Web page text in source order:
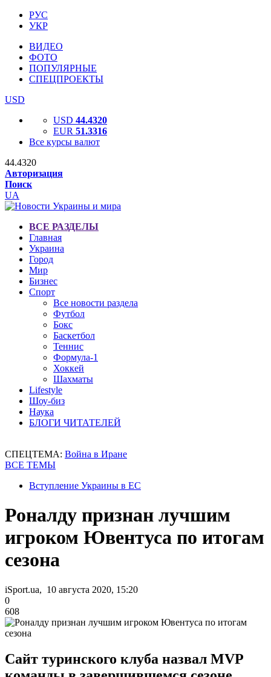
РУС
УКР
ВИДЕО
ФОТО
ПОПУЛЯРНЫЕ
СПЕЦПРОЕКТЫ
USD
USD 44.4320
EUR 51.3316
Все курсы валют
44.4320
Авторизация
Поиск
UA
ВСЕ РАЗДЕЛЫ
Главная
Украина
Город
Мир
Бизнес
Спорт
Все новости раздела
Футбол
Бокс
Баскетбол
Теннис
Формула-1
Хоккей
Шахматы
Lifestyle
Шоу-биз
Наука
БЛОГИ ЧИТАТЕЛЕЙ
СПЕЦТЕМА: Война в Иране
ВСЕ ТЕМЫ
Вступление Украины в ЕС
Роналду признан лучшим
игроком Ювентуса по итогам
сезона
iSport.ua, 10 августа 2020, 15:20
0
608
Сайт туринского клуба назвал MVP